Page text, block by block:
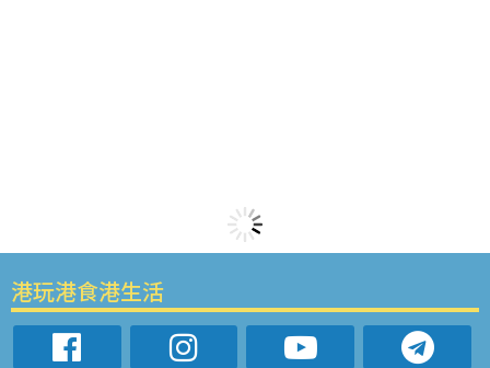
港玩港食港生活